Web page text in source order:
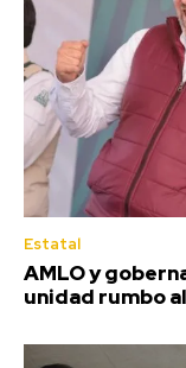
Estatal
AMLO y
unidad rumbo